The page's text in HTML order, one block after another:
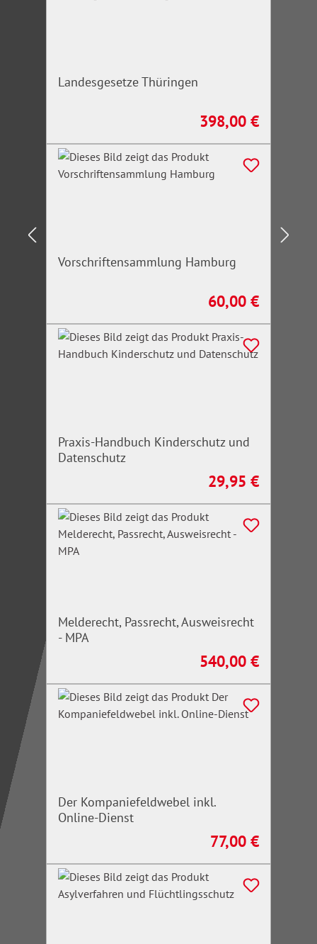
Landesgesetze Thüringen
Regulärer Preis:
398,00 €
Vorschriftensammlung Hamburg
Regulärer Preis:
60,00 €
Praxis-Handbuch Kinderschutz und
Datenschutz
Regulärer Preis:
29,95 €
Melderecht, Passrecht, Ausweisrecht
- MPA
Regulärer Preis:
540,00 €
Der Kompaniefeldwebel inkl.
Online-Dienst
Regulärer Preis:
77,00 €